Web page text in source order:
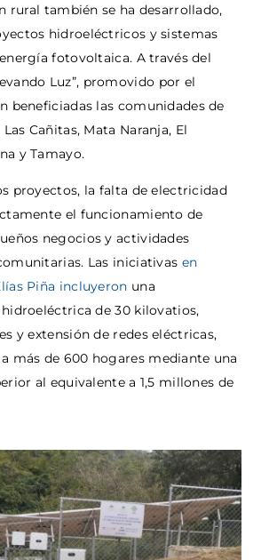
rural también se ha desarrollado,
hidroeléctricos y sistemas
fotovoltaica. A través del
Luz”, promovido por el
beneficiadas las comunidades de
Cañitas, Mata Naranja, El
y Tamayo.
proyectos, la falta de electricidad
el funcionamiento de
negocios y actividades
Las iniciativas en
Piña incluyeron una
de 30 kilovatios,
y extensión de redes eléctricas,
más de 600 hogares mediante una
al equivalente a 1,5 millones de